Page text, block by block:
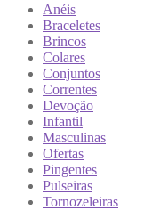
Anéis
Braceletes
Brincos
Colares
Conjuntos
Correntes
Devoção
Infantil
Masculinas
Ofertas
Pingentes
Pulseiras
Tornozeleiras